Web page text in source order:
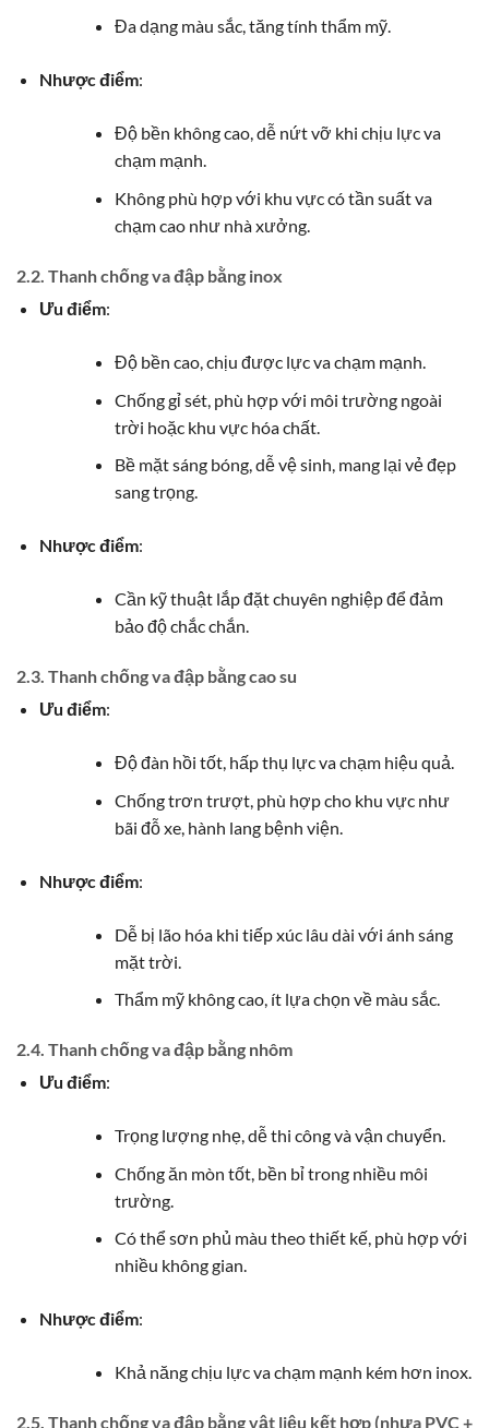
Đa dạng màu sắc, tăng tính thẩm mỹ.
Nhược điểm:
Độ bền không cao, dễ nứt vỡ khi chịu lực va
chạm mạnh.
Không phù hợp với khu vực có tần suất va
chạm cao như nhà xưởng.
2.2. Thanh chống va đập bằng inox
Ưu điểm:
Độ bền cao, chịu được lực va chạm mạnh.
Chống gỉ sét, phù hợp với môi trường ngoài
trời hoặc khu vực hóa chất.
Bề mặt sáng bóng, dễ vệ sinh, mang lại vẻ đẹp
sang trọng.
Nhược điểm:
Cần kỹ thuật lắp đặt chuyên nghiệp để đảm
bảo độ chắc chắn.
2.3. Thanh chống va đập bằng cao su
Ưu điểm:
Độ đàn hồi tốt, hấp thụ lực va chạm hiệu quả.
Chống trơn trượt, phù hợp cho khu vực như
bãi đỗ xe, hành lang bệnh viện.
Nhược điểm:
Dễ bị lão hóa khi tiếp xúc lâu dài với ánh sáng
mặt trời.
Thẩm mỹ không cao, ít lựa chọn về màu sắc.
2.4. Thanh chống va đập bằng nhôm
Ưu điểm:
Trọng lượng nhẹ, dễ thi công và vận chuyển.
Chống ăn mòn tốt, bền bỉ trong nhiều môi
trường.
Có thể sơn phủ màu theo thiết kế, phù hợp với
nhiều không gian.
Nhược điểm:
Khả năng chịu lực va chạm mạnh kém hơn inox.
2.5. Thanh chống va đập bằng vật liệu kết hợp (nhựa PVC +